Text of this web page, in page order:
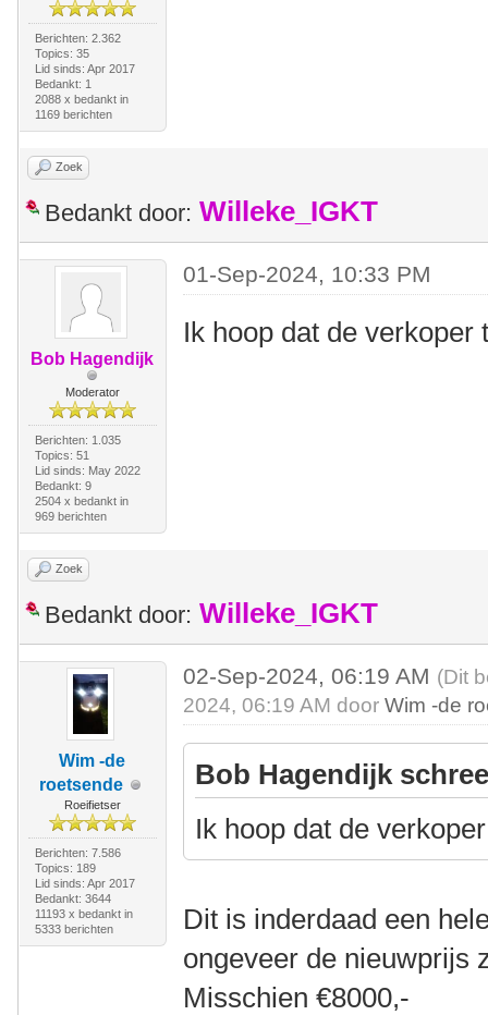
Berichten: 2.362
Topics: 35
Lid sinds: Apr 2017
Bedankt: 1
2088 x bedankt in
1169 berichten
Zoek
Bedankt door: Willeke_IGKT
Bob Hagendijk
Moderator
Berichten: 1.035
Topics: 51
Lid sinds: May 2022
Bedankt: 9
2504 x bedankt in
969 berichten
01-Sep-2024, 10:33 PM
Ik hoop dat de
Zoek
Bedankt door: Willeke_IGKT
Wim -de
roetsende
Roeifietser
Berichten: 7.586
Topics: 189
Lid sinds: Apr 2017
Bedankt: 3644
11193 x bedankt in
5333 berichten
02-Sep-2024, 06:19 AM (Dit
2024, 06:19 AM doorWim -de
Bob Hagendijk
Ik hoop dat de
Dit is inderdaad een
ongeveer de nieuwprijs
Misschien €8000,-